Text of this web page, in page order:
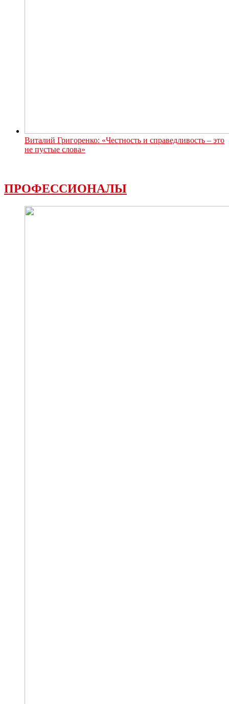
Виталий Григоренко: «Честность и справедливость – это
не пустые слова»
ПРОФЕССИОНАЛЫ